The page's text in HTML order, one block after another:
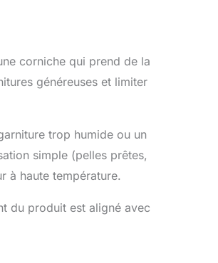
corniche qui prend de la
généreuses et limiter
trop humide ou un
simple (pelles prêtes,
à haute température.
du produit est aligné avec